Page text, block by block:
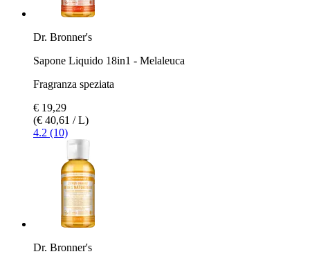
Dr. Bronner's
Sapone Liquido 18in1 - Melaleuca
Fragranza speziata
€ 19,29
(€ 40,61 / L)
4.2 (10)
Dr. Bronner's